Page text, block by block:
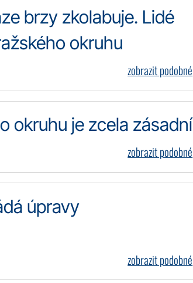
brzy zkolabuje. Lidé
okruhu
zobrazit podobné
okruhu je zcela zásadní
zobrazit podobné
úpravy
zobrazit podobné